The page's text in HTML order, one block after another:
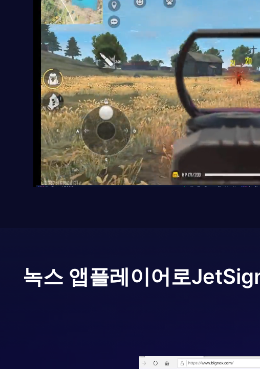
녹스 앱플레이어로